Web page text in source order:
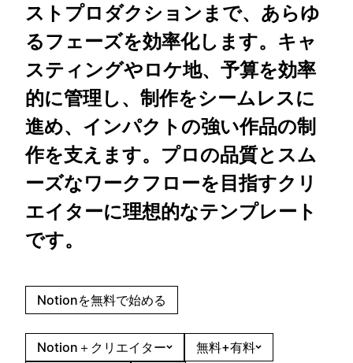
ストプロダクションまで、あらゆ
るフェーズを効率化します。キャ
スティングやロケ地、予算を効率
的に管理し、制作をシームレスに
進め、インパクトの強い作品の制
作を支えます。プロの品質とスム
ーズなワークフローを目指すクリ
エイターに理想的なテンプレート
です。
Notionを無料で始める
Notion＋クリエイター
無料+有料